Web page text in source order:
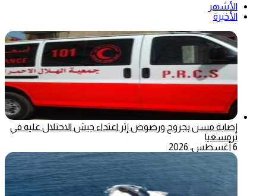
الأشهر
الأخيرة
إصابة مسن بجروح ورضوض إثر اعتداء جيش الاحتلال عليه في
ترمسعيا
6 أغسطس، 2026